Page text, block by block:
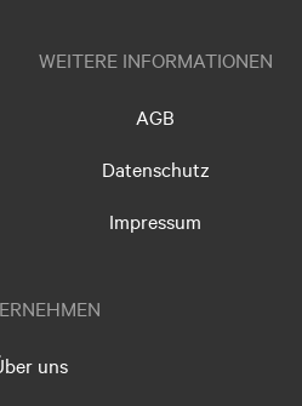
WEITERE INFORMATIONEN
AGB
Datenschutz
Impressum
uns